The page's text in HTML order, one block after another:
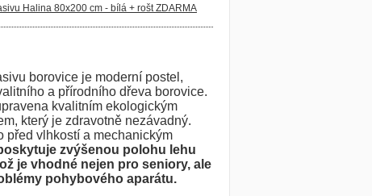
Halina 80x200 cm - bílá + rošt ZDARMA
borovice je moderní postel,
a přírodního dřeva borovice.
kvalitním ekologickým
který je zdravotně nezávadný.
před vlhkostí a mechanickým
zvýšenou polohu lehu
je vhodné nejen pro seniory, ale
pohybového aparátu.